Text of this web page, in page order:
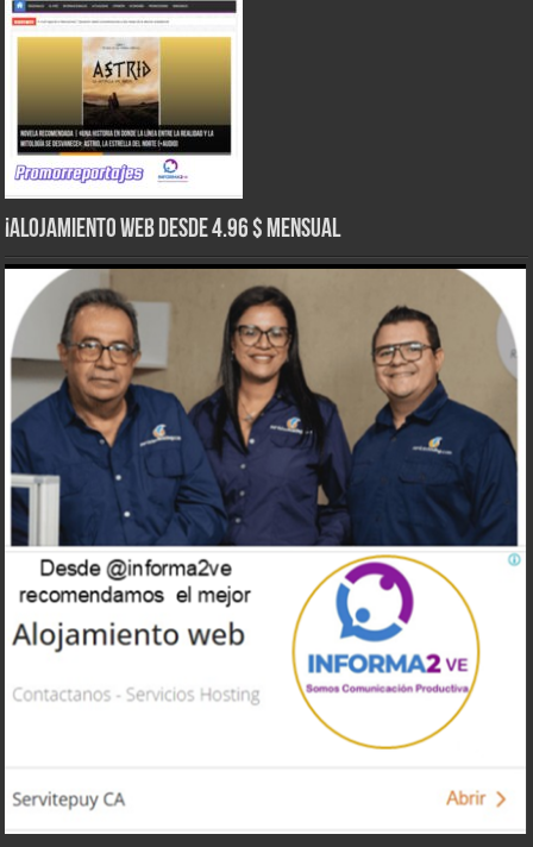
¡Alojamiento web Desde 4.96 $ Mensual